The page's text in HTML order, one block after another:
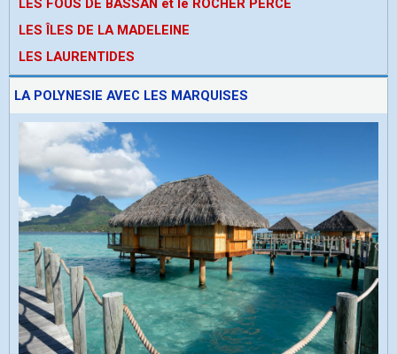
LES FOUS DE BASSAN et le ROCHER PERCE
LES ÎLES DE LA MADELEINE
LES LAURENTIDES
LA POLYNESIE AVEC LES MARQUISES